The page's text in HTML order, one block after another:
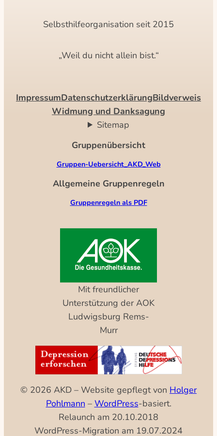
Selbsthilfeorganisation seit 2015
„Weil du nicht allein bist.“
ImpressumDatenschutzerklärungBildverweis
Widmung und Danksagung
Sitemap
Gruppenübersicht
Gruppen-Uebersicht_AKD_Web
Allgemeine Gruppenregeln
Gruppenregeln als PDF
Mit freundlicher
Unterstützung der AOK
Ludwigsburg Rems-
Murr
© 2026 AKD – Website gepflegt von Holger
Pohlmann – WordPress-basiert.
Relaunch am 20.10.2018
WordPress-Migration am 19.07.2024